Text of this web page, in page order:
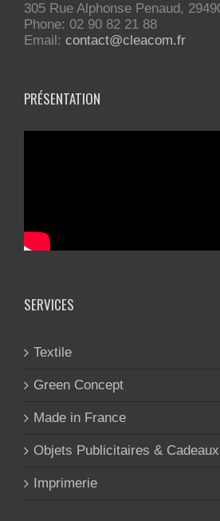
305 Rue Alphonse Penaud,
Phone: 02 90 82 21 88
Email: contact@cleacom.fr
PRÉSENTATION
SERVICES
Textile
Green Concept
Made in France
Objets Publicitaires & Cadeaux
Imprimerie